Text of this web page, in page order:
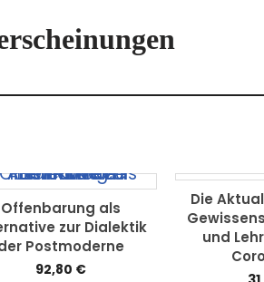
Offenbarung als
zur Dialektik
Postmoderne
92,80 €
Die
und